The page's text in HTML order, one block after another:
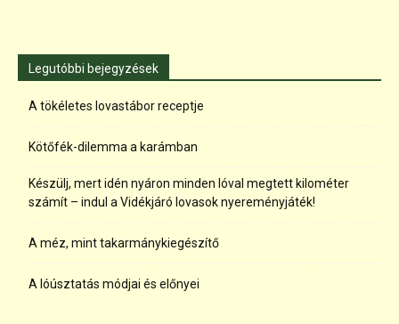
Legutóbbi bejegyzések
A tökéletes lovastábor receptje
Kötőfék-dilemma a karámban
Készülj, mert idén nyáron minden lóval megtett kilométer
számít – indul a Vidékjáró lovasok nyereményjáték!
A méz, mint takarmánykiegészítő
A lóúsztatás módjai és előnyei